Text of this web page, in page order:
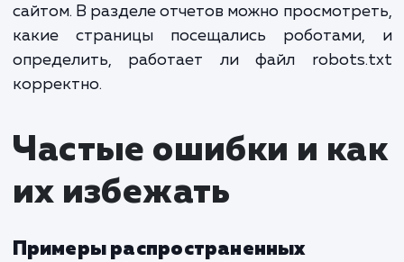
Различия в работе с файлом для
Яндекса, Google и других
поисковиков
разному интерпретировать
файле robots.txt. Важно учитывать
особенности при настройке файла.
Яндекс: Воспринимает основные